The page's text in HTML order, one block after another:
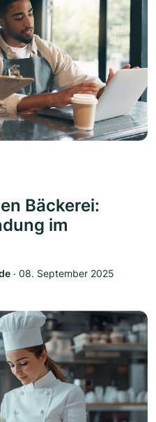
Bäckerei:
im
‧ 08. September 2025